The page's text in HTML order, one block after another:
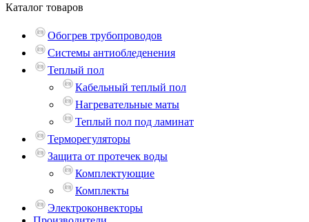
Каталог товаров
Обогрев трубопроводов
Системы антиобледенения
Теплый пол
Кабельный теплый пол
Нагревательные маты
Теплый пол под ламинат
Терморегуляторы
Защита от протечек воды
Комплектующие
Комплекты
Электроконвекторы